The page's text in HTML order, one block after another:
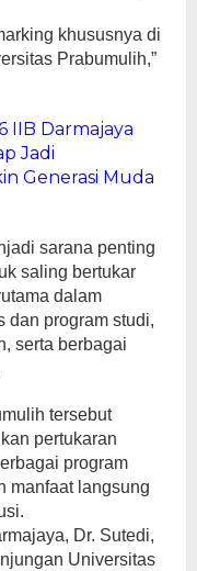
khususnya di
Prabumulih,”
IIB Darmajaya
Jadi
Generasi Muda
sarana penting
saling bertukar
dalam
dan program studi,
serta berbagai
tersebut
pertukaran
program
manfaat langsung
Dr. Sutedi,
Universitas